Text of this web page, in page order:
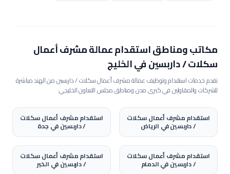
مشغل خلاطة مركزية
عامل إنشاء طرق
فني رصف أسفلت
مساعد إنشائي
فني عزل مباني
مساعد مساح مساح أراضي
مراقب موقع مدني
مراقب تشطيبات
فني تركيب إنترلوك
فني تركيب كلادينج
فني أسقف مستعارة
فني قواطع وجدران مستعارة
صانع خزائن ومطابخ
نجار تشطيبات داخلية
كهربائي تمديدات
مكاتب ومناطق استقدام عمالةمشرف أعمال
سكلات / داربسينفي الخليج
نقدم خدمات استقدام وتوظيف عمالةمشرف أعمال سكلات / داربسينمن الهند مباشرة
للشركات والمقاولين في كبرى مدن ومناطق مجلس التعاون الخليجي:
استقداممشرف أعمال سكلات
/ داربسينفي الرياض
استقداممشرف أعمال سكلات
/ داربسينفي جدة
استقداممشرف أعمال سكلات
/ داربسينفيالدمام
استقداممشرف أعمال سكلات
/ داربسينفي الخبر